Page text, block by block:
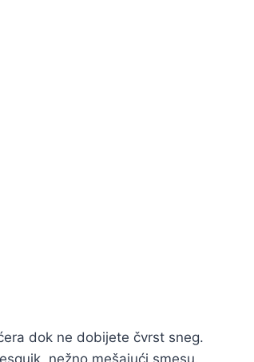
dok ne dobijete čvrst sneg.
nežno mešajući smesu.